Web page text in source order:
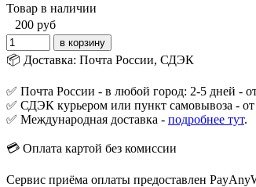
Товар в наличии
200 руб
📦 Доставка: Почта России, СДЭК
✅ Почта России - в любой город: 2-5 дней -
✅ СДЭК курьером или пункт самовывоза -
✅ Международная доставка - подробнее тут.
💳 Оплата картой без комиссии
Сервис приёма оплаты предоставлен